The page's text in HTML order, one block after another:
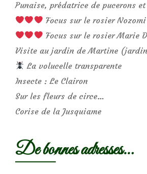
Punaise, prédatrice de pucerons
Focus sur le rosier Nozomi
Focus sur le rosier Marie
Visite au jardin de Martine
La volucelle transparente
Insecte : Le Clairon
Sur les fleurs de circe…
Corise de la Jusquiame
De bonnes adresses…